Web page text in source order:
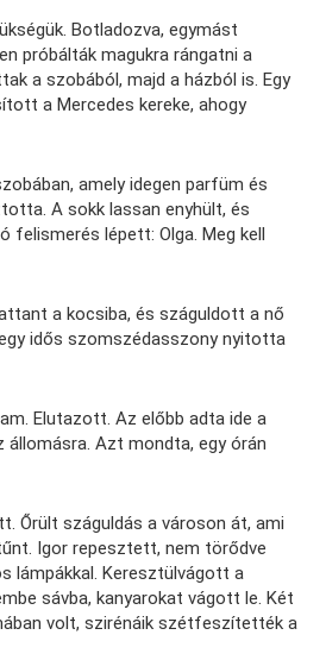
Botladozva, egymást
próbálták magukra rángatni a
a szobából, majd a házból is. Egy
a Mercedes kereke, ahogy
amely idegen parfüm és
A sokk lassan enyhült, és
felismerés lépett: Olga. Meg kell
a kocsiba, és száguldott a nő
idős szomszédasszony nyitotta
Elutazott. Az előbb adta ide a
állomásra. Azt mondta, egy órán
Őrült száguldás a városon át, ami
Igor repesztett, nem törődve
lámpákkal. Keresztülvágott a
sávba, kanyarokat vágott le. Két
volt, szirénáik szétfeszítették a